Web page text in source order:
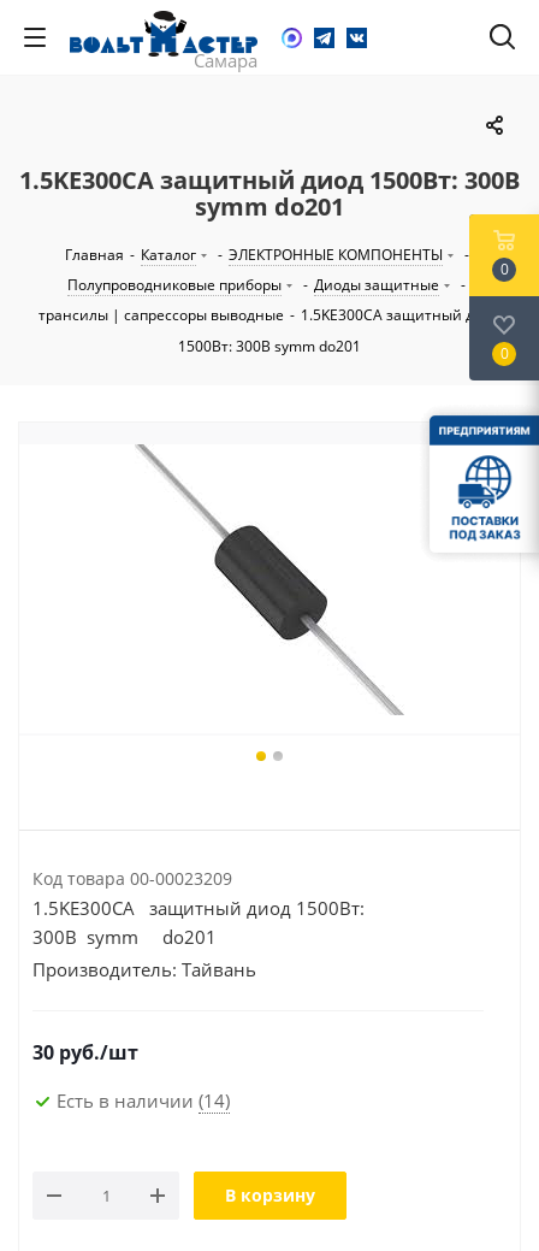
1.5KE300CA защитный диод 1500Вт: 300В
symm do201
Главная - Каталог - ЭЛЕКТРОННЫЕ КОМПОНЕНТЫ
-
Полупроводниковые приборы
- Диоды защитные
-
трансилы | сапрессоры выводные - 1.5KE300CA защитный диод
1500Вт: 300В symm do201
Код товара 00-00023209
1.5KE300CA защитный диод 1500Вт:
300В symm do201
Производитель: Тайвань
30 руб./шт
Есть в наличии (14)
В корзину
0
0